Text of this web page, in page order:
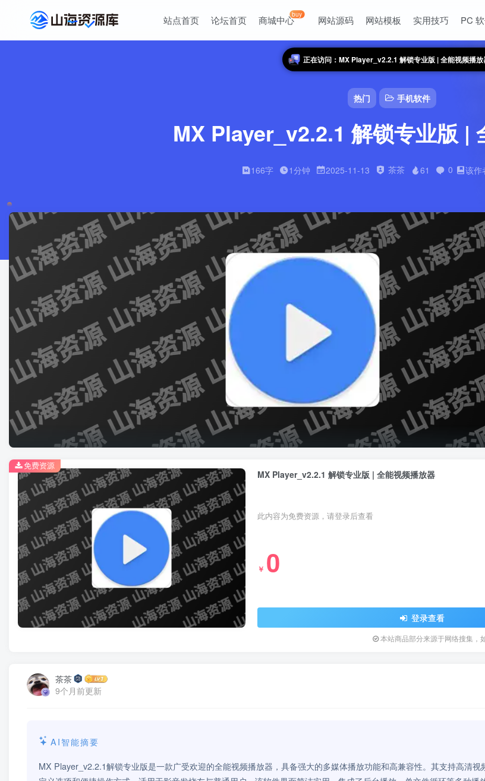
热门 手机软件
MX Player_v2.2.1 解锁专业版 |
166字 1分钟 2025-11-13 茶茶 61 0 该作
站点首页 论坛首页 商城中心buy 网站源码 网站模板 实用技巧 PC
MX Player_v2.2.1 解锁专业版 | 全能视频播放器
此内容为免费资源，请登录后查看
￥ 0
登录查看
本站商品部分来源于网络搜集，
免费资源
茶茶
9个月前更新
AI智能摘要
MX Player_v2.2.1解锁专业版是一款广受欢迎的全能视频播放器，具备强大的多媒体播放功能和高兼容性。其支持高清视
正在访问：MX Player_v2.2.1 解锁专业版 | 全能视频播放